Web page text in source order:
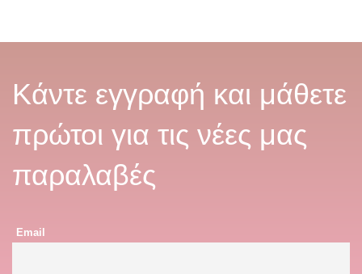
Κάντε εγγραφή και μάθετε
πρώτοι για τις νέες μας
παραλαβές
Email